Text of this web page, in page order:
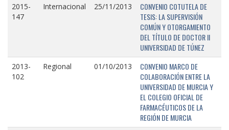
2015-
147
Internacional 25/11/2013
CONVENIO COTUTELA DE
TESIS: LA SUPERVISIÓN
COMÚN Y OTORGAMIENTO
DEL TÍTULO DE DOCTOR II
UNIVERSIDAD DE TÚNEZ
2013-
102
Regional 01/10/2013
CONVENIO MARCO DE
COLABORACIÓN ENTRE LA
UNIVERSIDAD DE MURCIA Y
EL COLEGIO OFICIAL DE
FARMACÉUTICOS DE LA
REGIÓN DE MURCIA